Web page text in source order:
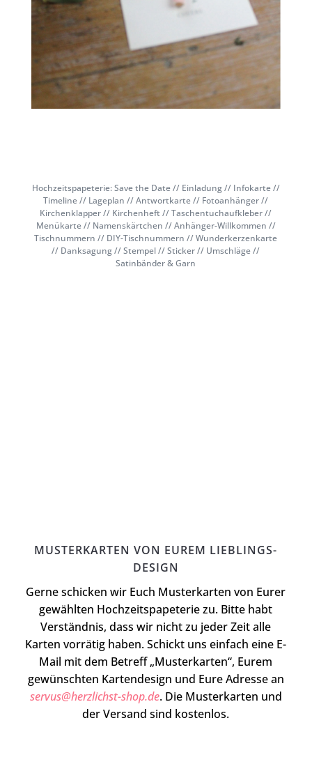
Hochzeitspapeterie: Save the Date // Einladung // Infokarte //
Timeline // Lageplan // Antwortkarte // Fotoanhänger //
Kirchenklapper // Kirchenheft // Taschentuchaufkleber //
Menükarte // Namenskärtchen // Anhänger-Willkommen //
Tischnummern // DIY-Tischnummern // Wunderkerzenkarte
// Danksagung // Stempel // Sticker // Umschläge //
Satinbänder & Garn
MUSTERKARTEN VON EUREM LIEBLINGS-
DESIGN
Gerne schicken wir Euch Musterkarten von Eurer
gewählten Hochzeitspapeterie zu. Bitte habt
Verständnis, dass wir nicht zu jeder Zeit alle
Karten vorrätig haben. Schickt uns einfach eine E-
Mail mit dem Betreff „Musterkarten“, Eurem
gewünschten Kartendesign und Eure Adresse an
servus@herzlichst-shop.de. Die Musterkarten und
der Versand sind kostenlos.